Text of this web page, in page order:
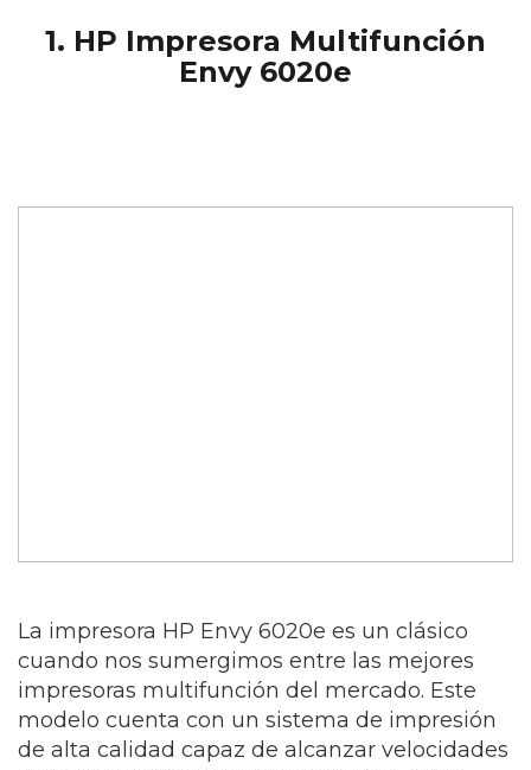
1. HP Impresora Multifunción
Envy 6020e
La impresora HP Envy 6020e es un clásico
cuando nos sumergimos entre las mejores
impresoras multifunción del mercado. Este
modelo cuenta con un sistema de impresión
de alta calidad capaz de alcanzar velocidades